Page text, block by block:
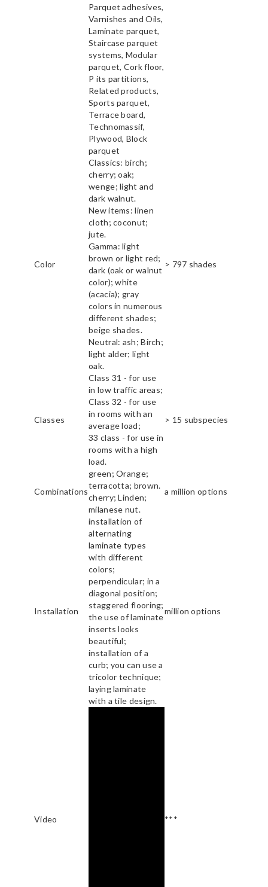
Parquet adhesives,
Varnishes and Oils,
Laminate parquet,
Staircase parquet
systems, Modular
parquet, Cork floor,
P its partitions,
Related products,
Sports parquet,
Terrace board,
Technomassif,
Plywood, Block
parquet
Color
Classics: birch;
cherry; oak;
wenge; light and
dark walnut.
New items: linen
cloth; coconut;
jute.
Gamma: light
brown or light red;
dark (oak or walnut
color); white
(acacia); gray
colors in numerous
different shades;
beige shades.
Neutral: ash; Birch;
light alder; light
oak.
> 797 shades
Classes
Class 31 - for use
in low traffic areas;
Class 32 - for use
in rooms with an
average load;
33 class - for use in
rooms with a high
load.
> 15 subspecies
Combinations
green; Orange;
terracotta; brown.
cherry; Linden;
milanese nut.
a million options
Installation
installation of
alternating
laminate types
with different
colors;
perpendicular; in a
diagonal position;
staggered flooring;
the use of laminate
inserts looks
beautiful;
installation of a
curb; you can use a
tricolor technique;
laying laminate
with a tile design.
million options
Video ***